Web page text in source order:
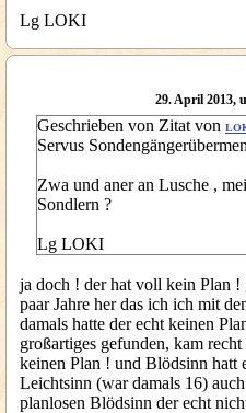
Lg LOKI
29. April 2013,
Geschrieben von Zitat von
Servus
Zwa und aner an Lusche ,
Sondlern ?
Lg LOKI
ja doch ! der hat voll kein Plan !
paar Jahre her das ich ich mit
damals hatte der echt keinen
großartiges gefunden, kam
keinen Plan ! und Blödsinn hatt
Leichtsinn (war damals 16)
planlosen Blödsinn der echt